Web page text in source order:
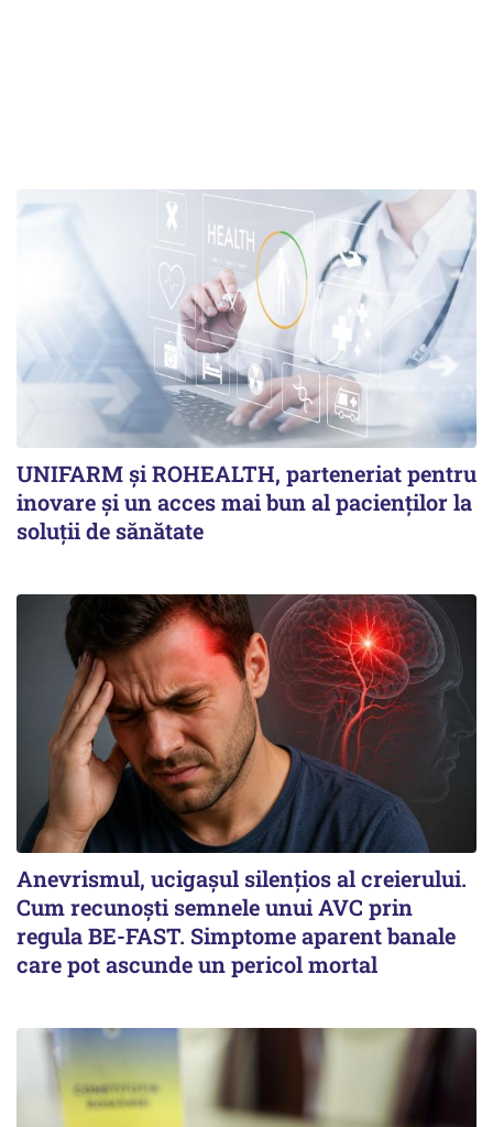
UNIFARM și ROHEALTH, parteneriat pentru
inovare și un acces mai bun al pacienților la
soluții de sănătate
Anevrismul, ucigașul silențios al creierului.
Cum recunoști semnele unui AVC prin
regula BE-FAST. Simptome aparent banale
care pot ascunde un pericol mortal